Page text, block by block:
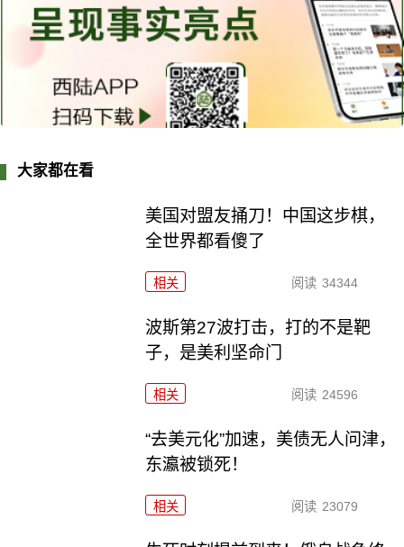
大家都在看
美国对盟友捅刀！中国这步棋，
全世界都看傻了
相关 阅读 34344
波斯第27波打击，打的不是靶
子，是美利坚命门
相关 阅读 24596
“去美元化”加速，美债无人问津，
东瀛被锁死！
相关 阅读 23079